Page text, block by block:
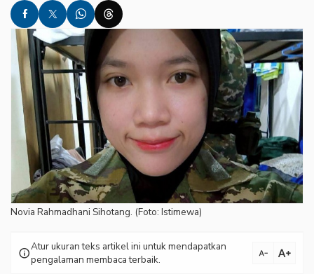
Novia Rahmadhani Sihotang. (Foto: Istimewa)
infoAtur ukuran teks artikel ini untuk mendapatkan
pengalaman membaca terbaik.
text_decrease text_increase